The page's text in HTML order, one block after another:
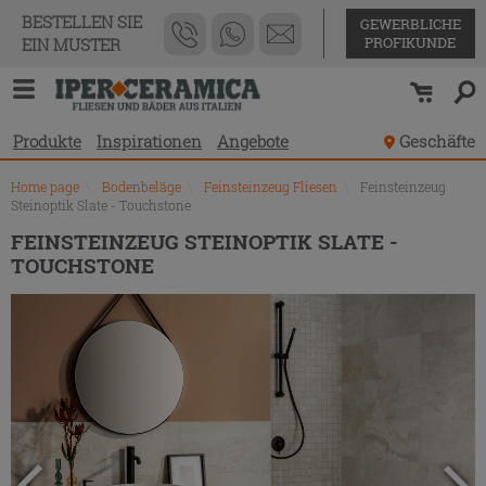
BESTELLEN SIE
EIN MUSTER
GEWERBLICHE
PROFIKUNDE
Produkte Inspirationen Angebote Geschäfte
Home page Bodenbeläge Feinsteinzeug Fliesen
Feinsteinzeug
Steinoptik Slate - Touchstone
FEINSTEINZEUG STEINOPTIK SLATE -
TOUCHSTONE
Produktverzeichnis